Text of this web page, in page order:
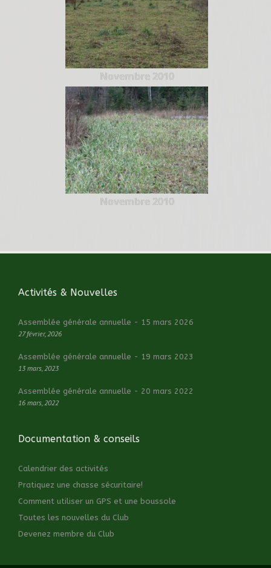
Novembre 2010
Novembre 2010
Activités & Nouvelles
Assemblée générale annuelle - 15 mars 2026
27 février, 2026
Assemblée générale annuelle - 19 mars 2023
13 mars, 2023
Assemblée générale annuelle - 20 mars 2022
16 mars, 2022
Documentation & conseils
Calendrier des activités
Pratiquez une chasse sécuritaire!
Comment utiliser un GPS et une boussole
Toutes les nouvelles du Club
Devenez membre du Club